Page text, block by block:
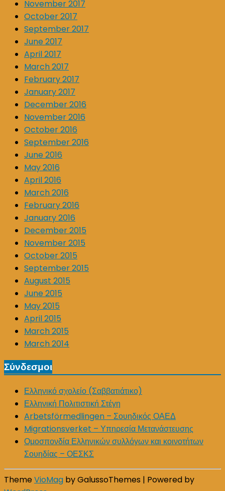
November 2017
October 2017
September 2017
June 2017
April 2017
March 2017
February 2017
January 2017
December 2016
November 2016
October 2016
September 2016
June 2016
May 2016
April 2016
March 2016
February 2016
January 2016
December 2015
November 2015
October 2015
September 2015
August 2015
June 2015
May 2015
April 2015
March 2015
March 2014
Σύνδεσμοι
Ελληνικό σχολείο (Σαββατιάτικο)
Ελληνική Πολιτιστική Στέγη
Arbetsförmedlingen – Σουηδικός ΟΑΕΔ
Migrationsverket – Υπηρεσία Μετανάστευσης
Ομοσπονδία Ελληνικών συλλόγων και κοινοτήτων
Σουηδίας – ΟΕΣΚΣ
ThemeVioMag by GalussoThemes | Powered by